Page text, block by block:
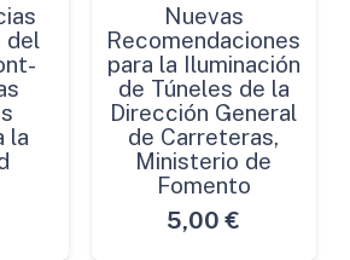
del
la
Nuevas
Recomendaciones
para la Iluminación
de Túneles de la
Dirección General
de Carreteras,
Ministerio de
Fomento
5,00 €